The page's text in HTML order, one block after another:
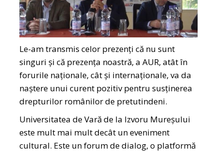
Le-am transmis celor prezenți că nu sunt
singuri și că prezența noastră, a AUR, atât în
forurile naționale, cât și internaționale, va da
naștere unui curent pozitiv pentru susținerea
drepturilor românilor de pretutindeni.
Universitatea de Vară de la Izvoru Mureșului
este mult mai mult decât un eveniment
cultural. Este un forum de dialog, o platformă